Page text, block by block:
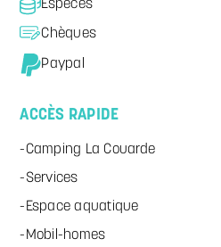
Espèces
Chèques
Paypal
ACCÈS RAPIDE
Camping La Couarde
Services
Espace aquatique
Mobil-homes